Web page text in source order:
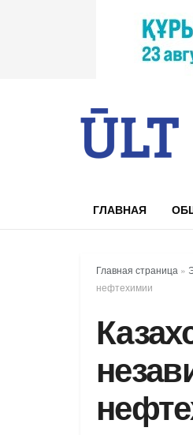
ГЛАВНАЯ
Главная страница »
нефтехимии